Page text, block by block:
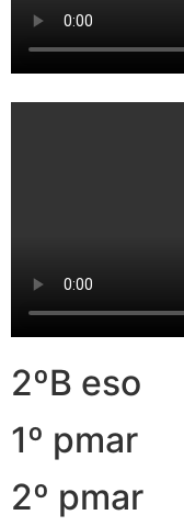
2ºB eso
1º pmar
2º pmar